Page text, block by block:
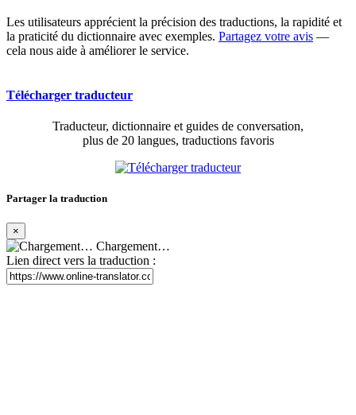
Les utilisateurs apprécient la précision des traductions, la rapidité et
la praticité du dictionnaire avec exemples. Partagez votre avis —
cela nous aide à améliorer le service.
Télécharger traducteur
Traducteur, dictionnaire et guides de conversation,
plus de 20 langues, traductions favoris
Partager la traduction
×
Chargement…
Lien direct vers la traduction :